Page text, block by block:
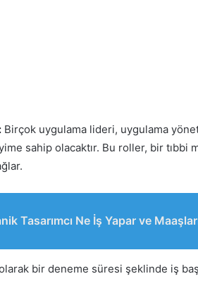
Birçok uygulama lideri, uygulama
sahip olacaktır. Bu roller, bir tıbbi
Tasarımcı Ne İş Yapar ve
bir deneme süresi şeklinde iş